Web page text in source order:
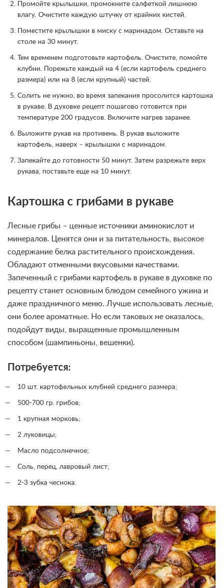
Промойте крылышки, промокните салфеткой лишнюю
влагу. Очистите каждую штучку от крайних кистей.
Поместите крылышки в миску с маринадом. Оставьте на
столе на 30 минут.
Тем временем подготовьте картофель. Очистите, помойте
клубни. Порежьте каждый на 4 (если картофель среднего
размера) или на 8 (если крупный) частей.
Солить не нужно, во время запекания просолится картошка
в рукаве. В духовке рецепт пошагово готовится при
температуре 200 градусов. Включите нагрев заранее.
Выложите рукав на противень. В рукав выложите
картофель, наверх – крылышки с маринадом.
Запекайте до готовности 50 минут. Затем разрежьте верх
рукава, поставьте еще на 10 минут.
Картошка с грибами в рукаве
Лесные грибы – ценные источники аминокислот и
минералов. Ценятся они и за питательность, высокое
содержание белка растительного происхождения.
Обладают отменными вкусовыми качествами.
Запеченный с грибами картофель в рукаве в духовке по
рецепту станет основным блюдом семейного ужина и
даже праздничного меню. Лучше использовать лесные,
они более ароматные. Но если таковых не оказалось,
подойдут виды, выращенные промышленным
способом (шампиньоны, вешенки).
Потребуется:
10 шт. картофельных клубней среднего размера;
500-700 гр. грибов;
1 крупная морковь;
2 луковицы;
Масло подсолнечное;
Соль, перец, лавровый лист;
2-3 зубка чеснока.